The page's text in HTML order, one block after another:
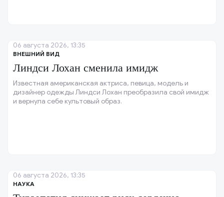
ВНЕШНИЙ ВИД
Линдси Лохан сменила имидж
Известная американская актриса, певица, модель и
дизайнер одежды Линдси Лохан преобразила свой имидж
и вернула себе культовый образ.
06 августа 2026, 13:35
НАУКА
06 августа 2026, 13:35